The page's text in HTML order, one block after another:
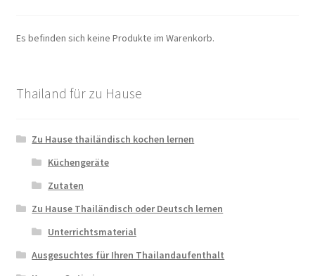
Es befinden sich keine Produkte im Warenkorb.
Thailand für zu Hause
Zu Hause thailändisch kochen lernen
Küchengeräte
Zutaten
Zu Hause Thailändisch oder Deutsch lernen
Unterrichtsmaterial
Ausgesuchtes für Ihren Thailandaufenthalt